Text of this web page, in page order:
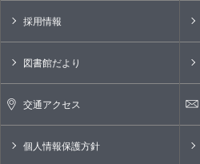
採用情報
図書館だより
交通アクセス
個人情報保護方針